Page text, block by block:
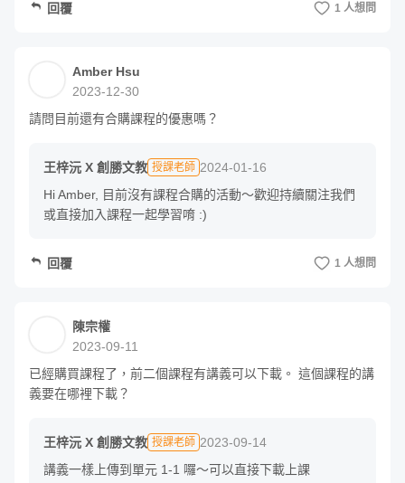
回覆 1 人想問
Amber Hsu
2023-12-30
請問目前還有合購課程的優惠嗎？
王梓沅 X 創勝文教 授課老師 2024-01-16
Hi Amber, 目前沒有課程合購的活動～歡迎持續關注我們
或直接加入課程一起學習唷 :)
回覆 1 人想問
陳宗權
2023-09-11
已經購買課程了，前二個課程有講義可以下載。 這個課程的講
義要在哪裡下載？
王梓沅 X 創勝文教 授課老師 2023-09-14
講義一樣上傳到單元 1-1 囉～可以直接下載上課